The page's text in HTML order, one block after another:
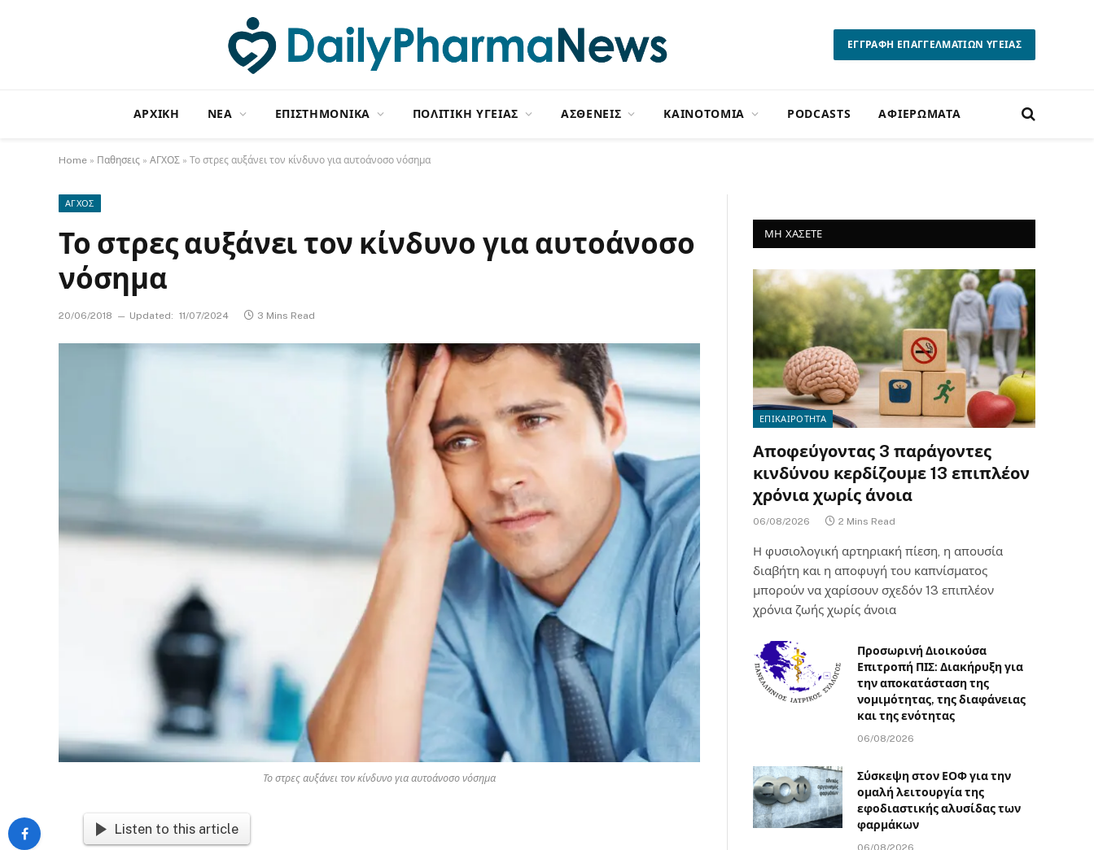
ΕΓΓΡΑΦΗ ΕΠΑΓΓΕΛΜΑΤΙΩΝ ΥΓΕΙΑΣ
ΑΡΧΙΚΗ NΕΑ ΕΠΙΣΤΗΜΟΝΙΚΑ ΠΟΛΙΤΙΚΗ ΥΓΕΙΑΣ ΑΣΘΕΝΕΙΣ ΚΑΙΝΟΤΟΜΙΑ PODCASTS ΑΦΙΕΡΩΜΑΤΑ
Home » Παθησεις » ΑΓΧΟΣ » Το στρες αυξάνει τον κίνδυνο για αυτοάνοσο νόσημα
ΑΓΧΟΣ
Το στρες αυξάνει τον κίνδυνο για αυτοάνοσο
νόσημα
20/06/2018 Updated: 11/07/2024 3 Mins Read
Το στρες αυξάνει τον κίνδυνο για αυτοάνοσο νόσημα
Listen to this article
ΜΗ ΧΑΣΕΤΕ
ΕΠΙΚΑΙΡΟΤΗΤΑ
Αποφεύγοντας 3 παράγοντες
κινδύνου κερδίζουμε 13 επιπλέον
χρόνια χωρίς άνοια
06/08/2026 2 Mins Read
Η φυσιολογική αρτηριακή πίεση, η απουσία
διαβήτη και η αποφυγή του καπνίσματος
μπορούν να χαρίσουν σχεδόν 13 επιπλέον
χρόνια ζωής χωρίς άνοια
Προσωρινή Διοικούσα
Επιτροπή ΠΙΣ: Διακήρυξη για
την αποκατάσταση της
νομιμότητας, της διαφάνειας
και της ενότητας
06/08/2026
Σύσκεψη στον ΕΟΦ για την
ομαλή λειτουργία της
εφοδιαστικής αλυσίδας των
φαρμάκων
06/08/2026